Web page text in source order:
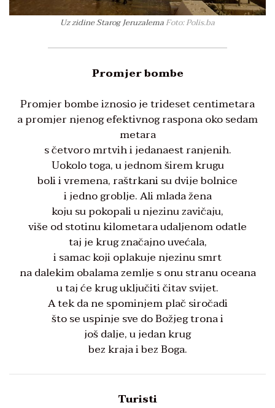
Uz zidine Starog JeruzalemaFoto: Polis.ba
Promjer bombe
Promjer bombe iznosio je trideset centimetara
a promjer njenog efektivnog raspona oko sedam
metara
s četvoro mrtvih i jedanaest ranjenih.
Uokolo toga, u jednom širem krugu
boli i vremena, raštrkani su dvije bolnice
i jedno groblje. Ali mlada žena
koju su pokopali u njezinu zavičaju,
više od stotinu kilometara udaljenom odatle
taj je krug značajno uvećala,
i samac koji oplakuje njezinu smrt
na dalekim obalama zemlje s onu stranu oceana
u taj će krug uključiti čitav svijet.
A tek da ne spominjem plač siročadi
što se uspinje sve do Božjeg trona i
još dalje, u jedan krug
bez kraja i bez Boga.
Turisti